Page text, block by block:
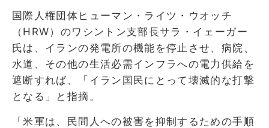
国際人権団体ヒューマン・ライツ・ウオッチ
（HRW）のワシントン支部長サラ・イェーガー
氏は、イランの発電所の機能を停止させ、病院、
水道、その他の生活必需インフラへの電力供給を
遮断すれば、「イラン国民にとって壊滅的な打撃
となる」と指摘。
「米軍は、民間人への被害を抑制するための手順